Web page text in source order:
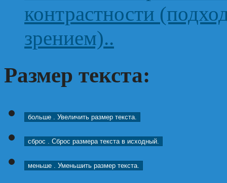
контрастности
зрением)..
Размер текста:
больше . Увеличить размер текста.
сброс . Сброс размера текста в исходный.
меньше . Уменьшить размер текста.